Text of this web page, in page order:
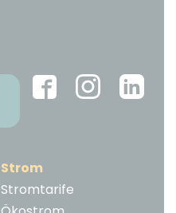
Strom
Stromtarife